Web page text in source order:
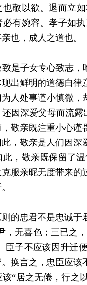
也敬以欲。退而立
必有婉容。孝子如
也，成人之道也。
是子女专心致志，
出鲜明的道德自律
人处事谨小慎微，
因深爱父母而流露
敬亲既注重小心谨
，敬亲是人们因深
此，敬亲既保留了
服亲昵无度带来的
的忠君不是忠诚于
，无喜色；三已之
臣子不应该因升迁
换言之，忠臣应该
“居之无倦，行之